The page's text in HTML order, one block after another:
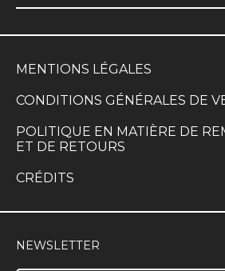
MENTIONS LÉGALES
CONDITIONS GÉNÉRALES DE
POLITIQUE EN MATIÈRE DE
ET DE RETOURS
CRÉDITS
NEWSLETTER